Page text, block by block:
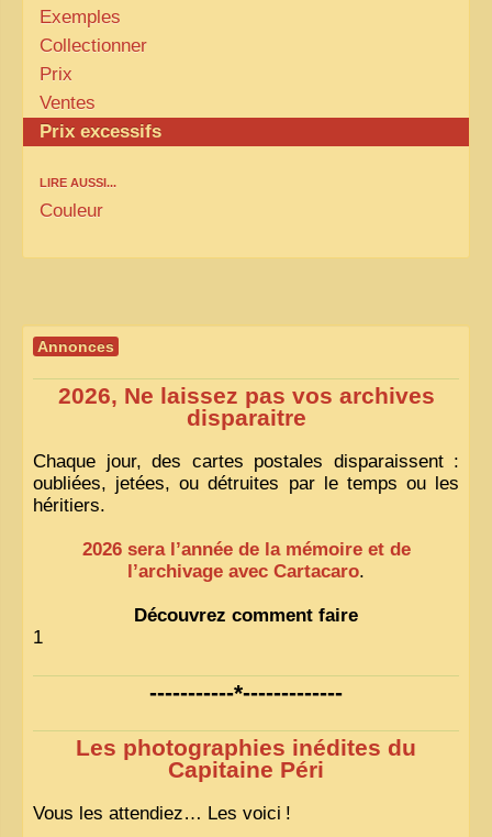
Exemples
Collectionner
Prix
Ventes
Prix excessifs
LIRE AUSSI...
Couleur
Annonces
2026, Ne laissez pas vos archives
disparaitre
Chaque jour, des cartes postales disparaissent :
oubliées, jetées, ou détruites par le temps ou les
héritiers.
2026 sera l’année de la mémoire et de
l’archivage avec Cartacaro.
Découvrez comment faire
1
-----------*-------------
Les photographies inédites du
Capitaine Péri
Vous les attendiez… Les voici !